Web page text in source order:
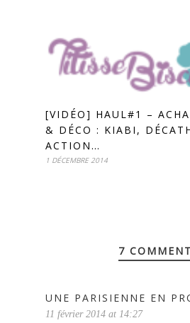
[VIDÉO] HAUL#1 –
& DÉCO : KIABI,
ACTION…
1 DÉCEMBRE 2014
7
UNE PARISIENNE EN
11 février 2014 at 14:27